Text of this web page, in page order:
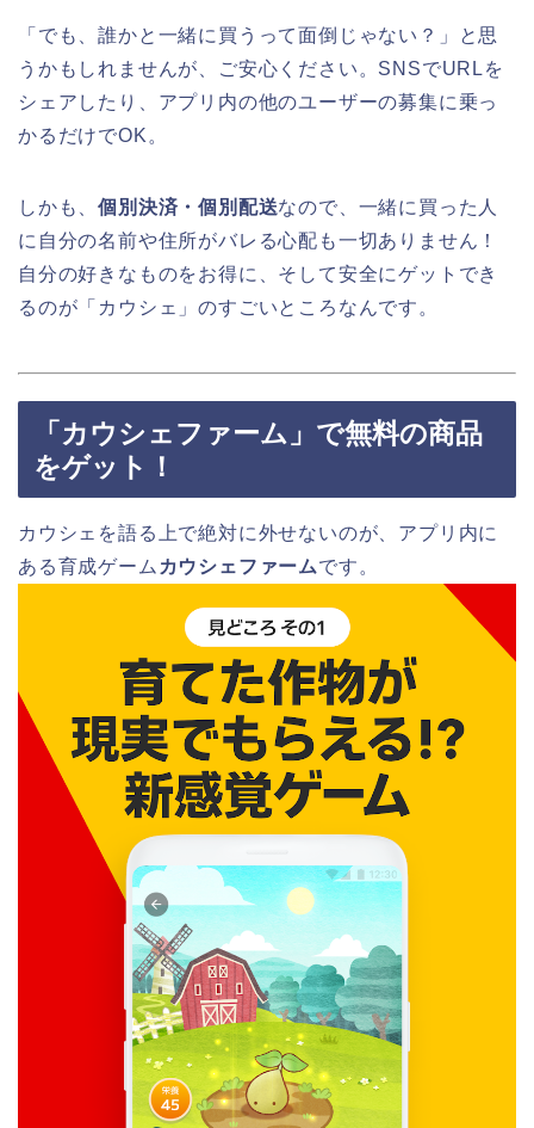
「でも、誰かと一緒に買うって面倒じゃない？」と思
うかもしれませんが、ご安心ください。SNSでURLを
シェアしたり、アプリ内の他のユーザーの募集に乗っ
かるだけでOK。
しかも、個別決済・個別配送なので、一緒に買った人
に自分の名前や住所がバレる心配も一切ありません！
自分の好きなものをお得に、そして安全にゲットでき
るのが「カウシェ」のすごいところなんです。
「カウシェファーム」で無料の商品
をゲット！
カウシェを語る上で絶対に外せないのが、アプリ内に
ある育成ゲームカウシェファームです。